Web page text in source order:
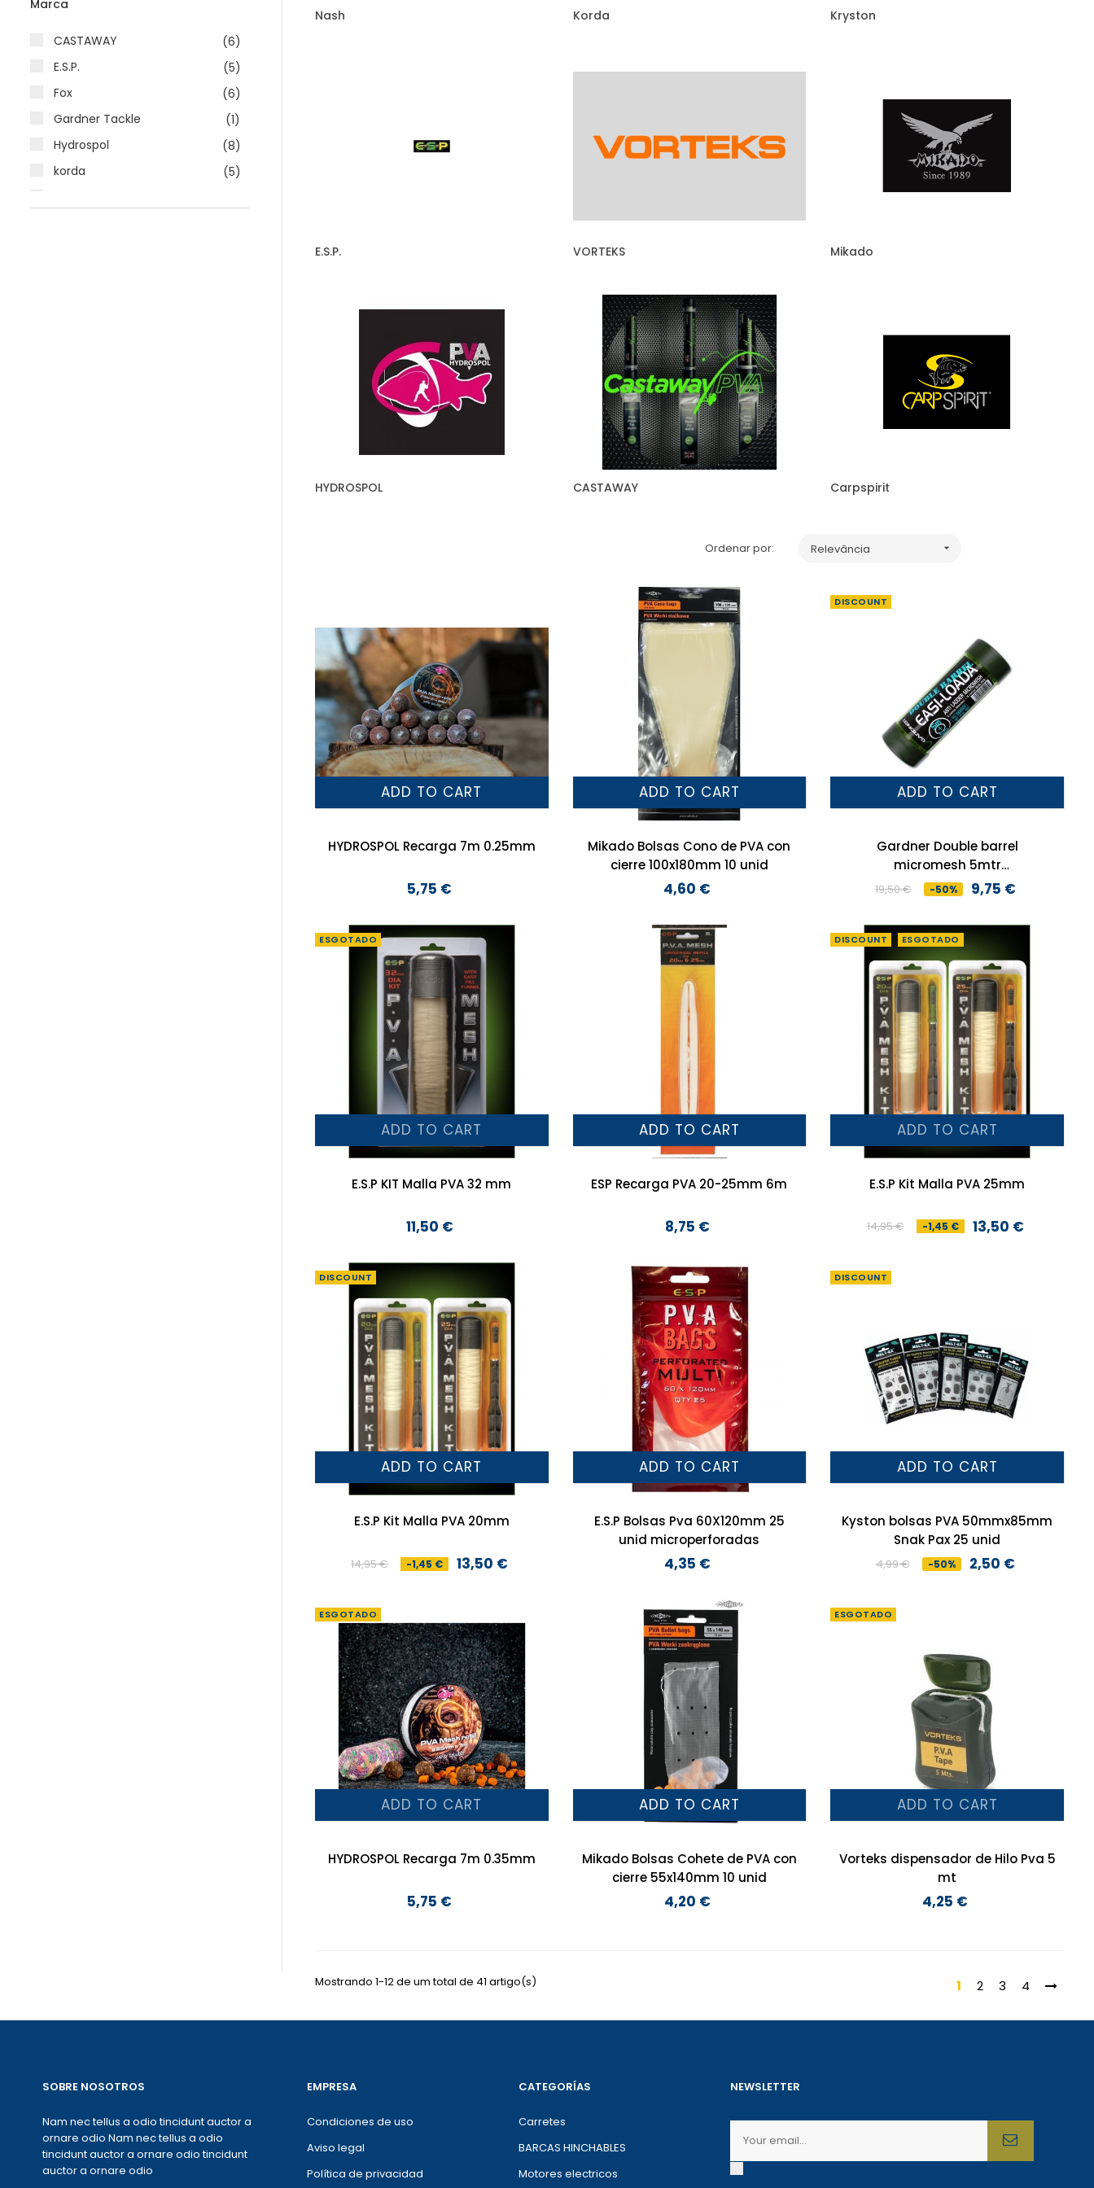
Marca
CASTAWAY
(6)
E.S.P.
(5)
Fox
(6)
Gardner Tackle
(1)
Hydrospol
(8)
korda
(5)
Nash Korda Kryston
E.S.P. VORTEKS Mikado
HYDROSPOL CASTAWAY Carpspirit
Ordenar por: Relevância 
ADD TO CART
HYDROSPOL Recarga 7m 0.25mm
Preço
5,75 €
ADD TO CART
Mikado Bolsas Cono de PVA con
cierre 100x180mm 10 unid
Preço
4,60 €
DISCOUNT
ADD TO CART
Gardner Double barrel
micromesh 5mtr
standart+5mtrs boilie pva
Preço
19,50 € -50%
Preço9,75 €
ESGOTADO
ADD TO CART
E.S.P KIT Malla PVA 32 mm
Preço
11,50 €
ADD TO CART
ESP Recarga PVA 20-25mm 6m
Preço
8,75 €
DISCOUNT ESGOTADO
ADD TO CART
E.S.P Kit Malla PVA 25mm
Preço
14,95 € -1,45 €
Preço13,50 €
DISCOUNT
ADD TO CART
E.S.P Kit Malla PVA 20mm
Preço
14,95 € -1,45 €
Preço13,50 €
ADD TO CART
E.S.P Bolsas Pva 60X120mm 25
unid microperforadas
Preço
4,35 €
DISCOUNT
ADD TO CART
Kyston bolsas PVA 50mmx85mm
Snak Pax 25 unid
Preço
4,99 € -50%
Preço2,50 €
ESGOTADO
ADD TO CART
HYDROSPOL Recarga 7m 0.35mm
Preço
5,75 €
ADD TO CART
Mikado Bolsas Cohete de PVA con
cierre 55x140mm 10 unid
Preço
4,20 €
ESGOTADO
ADD TO CART
Vorteks dispensador de Hilo Pva 5
mt
Preço
4,25 €
Mostrando 1-12 de um total de 41 artigo(s) 1 2 3 4
SOBRE NOSOTROS
Nam nec tellus a odio tincidunt auctor a
ornare odio Nam nec tellus a odio
tincidunt auctor a ornare odio tincidunt
auctor a ornare odio
EMPRESA
Condiciones de uso
Aviso legal
Política de privacidad
CATEGORÍAS
Carretes
BARCAS HINCHABLES
Motores electricos
NEWSLETTER